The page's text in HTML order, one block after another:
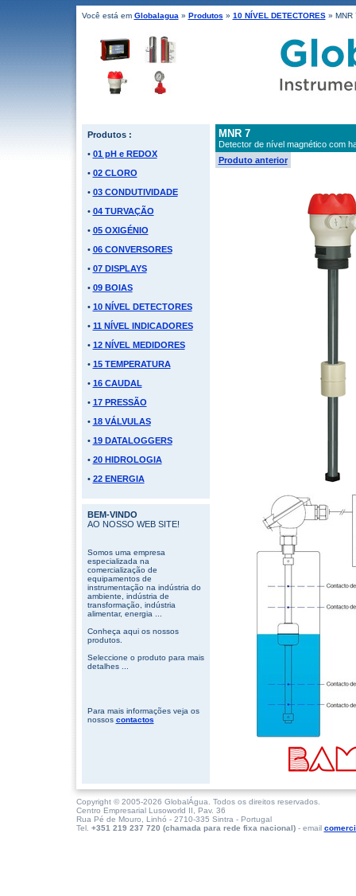
Você está em Globalagua » Produtos » 10 NÍVEL DETECTORES» MNR
Produtos :
• 01 pH e REDOX
• 02 CLORO
• 03 CONDUTIVIDADE
• 04 TURVAÇÃO
• 05 OXIGÉNIO
• 06 CONVERSORES
• 07 DISPLAYS
• 09 BOIAS
• 10 NÍVEL DETECTORES
• 11 NÍVEL INDICADORES
• 12 NÍVEL MEDIDORES
• 15 TEMPERATURA
• 16 CAUDAL
• 17 PRESSÃO
• 18 VÁLVULAS
• 19 DATALOGGERS
• 20 HIDROLOGIA
• 22 ENERGIA
BEM-VINDO
AO NOSSO WEB SITE!
Somos uma empresa
especializada na
comercialização de
equipamentos de
instrumentação na indústria do
ambiente, indústria de
transformação, indústria
alimentar, energia ...
Conheça aqui os nossos
produtos.
Seleccione o produto para mais
detalhes ...
Para mais informações veja os
nossos contactos
MNR 7
Detector de nível magnético com
Produto anterior
Copyright © 2005-2026 GlobalÁgua. Todos os direitos reservados.
Centro Empresarial Lusoworld II, Pav. 36
Rua Pé de Mouro, Linhó - 2710-335 Sintra - Portugal
Tel. +351 219 237 720 (chamada para rede fixa nacional)- email